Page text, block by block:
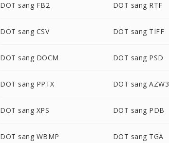
DOT sang FB2 DOT sang RTF
DOT sang CSV DOT sang TIFF
DOT sang DOCM DOT sang PSD
DOT sang PPTX DOT sang AZW3
DOT sang XPS DOT sang PDB
DOT sang WBMP DOT sang TGA